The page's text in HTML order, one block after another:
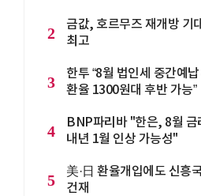
2
금값, 호르무즈 재개방 기
최고
3
한투 “8월 법인세 중간예
환율 1300원대 후반 가능”
4
BNP파리바 "한은, 8월 금
내년 1월 인상 가능성"
5
美·日 환율개입에도 신흥
건재